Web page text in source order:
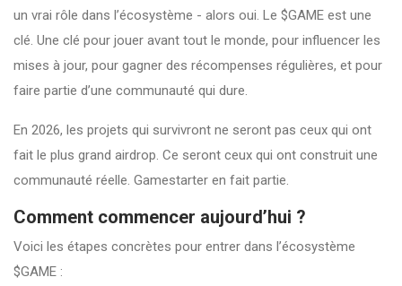
un vrai rôle dans l’écosystème - alors oui. Le $GAME est une
clé. Une clé pour jouer avant tout le monde, pour influencer les
mises à jour, pour gagner des récompenses régulières, et pour
faire partie d’une communauté qui dure.
En 2026, les projets qui survivront ne seront pas ceux qui ont
fait le plus grand airdrop. Ce seront ceux qui ont construit une
communauté réelle. Gamestarter en fait partie.
Comment commencer aujourd’hui ?
Voici les étapes concrètes pour entrer dans l’écosystème
$GAME :